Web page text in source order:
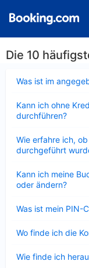
Die 10
Was ist im
Kann ich ohne
durchführen?
Wie erfahre ich,
durchgeführt
Kann ich meine
oder ändern?
Was ist mein PIN-
Wo finde ich die
Wie finde ich